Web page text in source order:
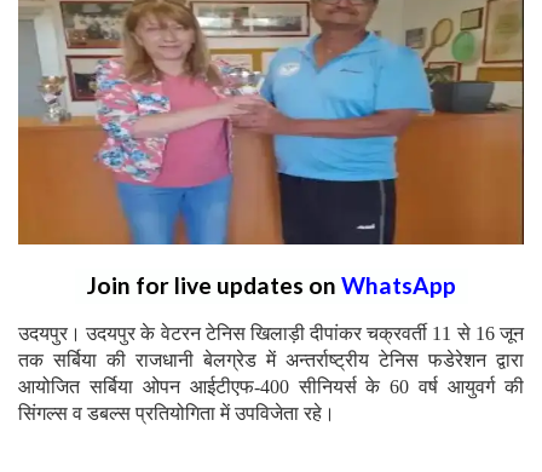
Join for live updates on WhatsApp
उदयपुर। उदयपुर के वेटरन टेनिस खिलाड़ी दीपांकर चक्रवर्ती 11 से 16 जून
तक सर्बिया की राजधानी बेलग्रेड में अन्तर्राष्ट्रीय टेनिस फडेरेशन द्वारा
आयोजित सर्बिया ओपन आईटीएफ-400 सीनियर्स के 60 वर्ष आयुवर्ग की
सिंगल्स व डबल्स प्रतियोगिता में उपविजेता रहे।